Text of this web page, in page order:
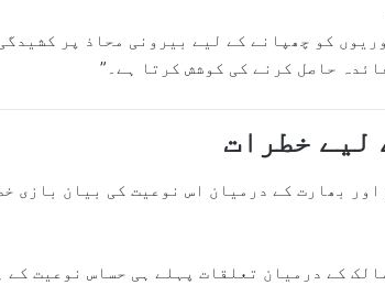
کو چھپانے کے لیے بیرونی محاذ پر
حاصل کرنے کی کوشش کرتا ہے۔”
لیے خطرات
بھارت کے درمیان اس نوعیت کی بیان بازی
کے درمیان تعلقات پہلے ہی حساس نوعیت